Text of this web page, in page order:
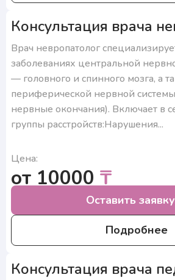
Консультация врача
Врач невропатолог
заболеваниях центральной
— головного и спинного мозга, а
периферической нервной
нервные окончания). Включает в
группы расстройств:Нарушения...
Оставить заявку
Подробнее
Цена:
от 10000 ₸
Консультация врача